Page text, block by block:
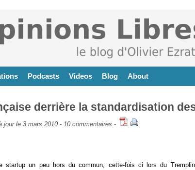
Podcasts Videos Blog About
derrière la standardisation
jour le 3 mars 2010 - 10 commentaires -
startup un peu hors du commun, cette-fois ci lors du